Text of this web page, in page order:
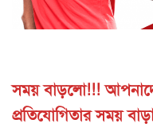
সময় বাড়লো!!!
প্রতিযোগিতার সময়